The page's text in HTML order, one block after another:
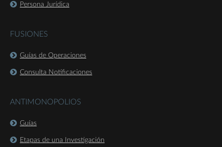
Persona Jurídica
FUSIONES
Guías de Operaciones
Consulta Notificaciones
ANTIMONOPOLIOS
Guías
Etapas de una Investigación